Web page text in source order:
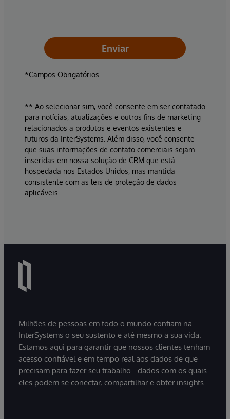
Enviar
*Campos Obrigatórios
** Ao selecionar sim, você consente em ser contatado
para notícias, atualizações e outros fins de marketing
relacionados a produtos e eventos existentes e
futuros da InterSystems. Além disso, você consente
que suas informações de contato comerciais sejam
inseridas em nossa solução de CRM que está
hospedada nos Estados Unidos, mas mantida
consistente com as leis de proteção de dados
aplicáveis.
Milhões de pessoas em todo o mundo confiam na
InterSystems o seu sustento e até mesmo a sua vida.
Estamos aqui para garantir que nossos clientes tenham
acesso confiável e em tempo real aos dados de que
precisam para fazer seu trabalho - dados com os quais
eles podem se conectar, compartilhar e obter insights.